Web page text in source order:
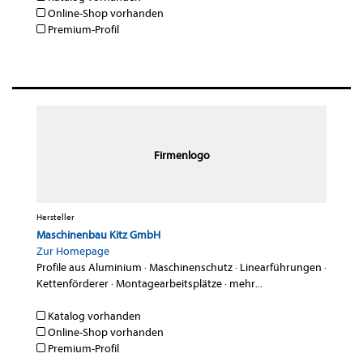
Online-Shop vorhanden
Premium-Profil
Firmenlogo
Hersteller
Maschinenbau Kitz GmbH
Zur Homepage
Profile aus Aluminium ·Maschinenschutz· Linearführungen ·
Kettenförderer·Montagearbeitsplätze· mehr...
Katalog vorhanden
Online-Shop vorhanden
Premium-Profil